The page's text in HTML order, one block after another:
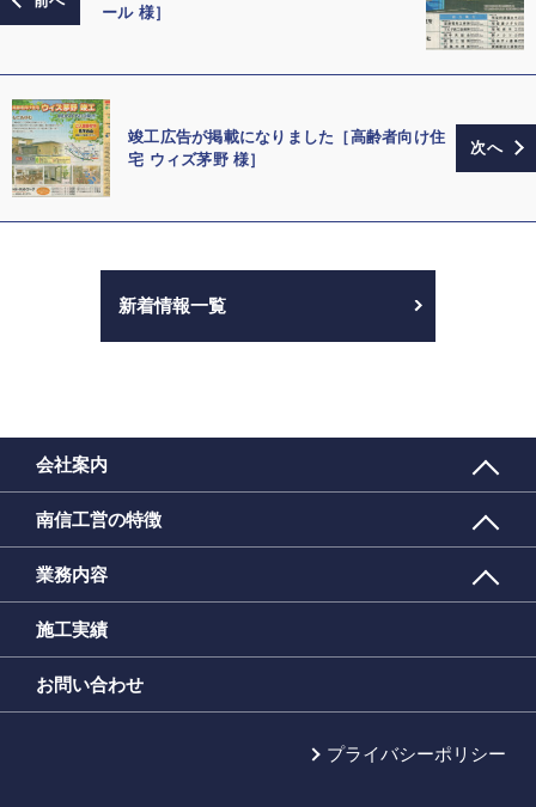
ール 様］
竣工広告が掲載になりました［高齢者向け住
宅 ウィズ茅野 様］
新着情報一覧
会社案内
南信工営の特徴
業務内容
施工実績
お問い合わせ
プライバシーポリシー